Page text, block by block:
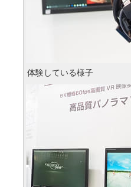
体験している様子